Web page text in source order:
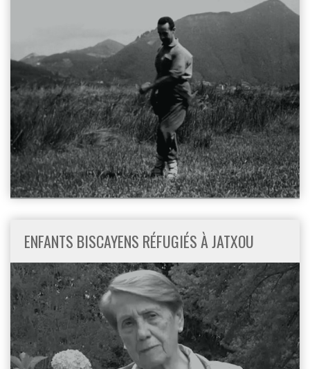
ENFANTS BISCAYENS RÉFUGIÉS À JATXOU